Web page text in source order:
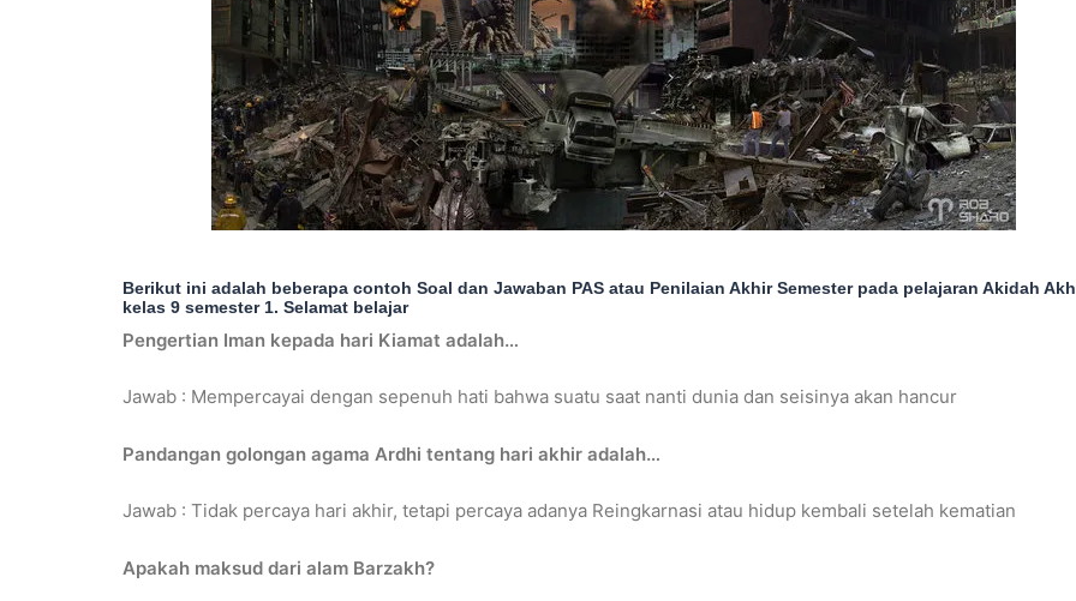
Berikut ini adalah beberapa contoh Soal dan Jawaban PAS atau Penilaian Akhir Semester pada pelajaran Akidah
kelas 9 semester 1. Selamat belajar
Pengertian Iman kepada hari Kiamat adalah…
Jawab : Mempercayai dengan sepenuh hati bahwa suatu saat nanti dunia dan seisinya akan hancur
Pandangan golongan agama Ardhi tentang hari akhir adalah…
Jawab : Tidak percaya hari akhir, tetapi percaya adanya Reingkarnasi atau hidup kembali setelah kematian
Apakah maksud dari alam Barzakh?